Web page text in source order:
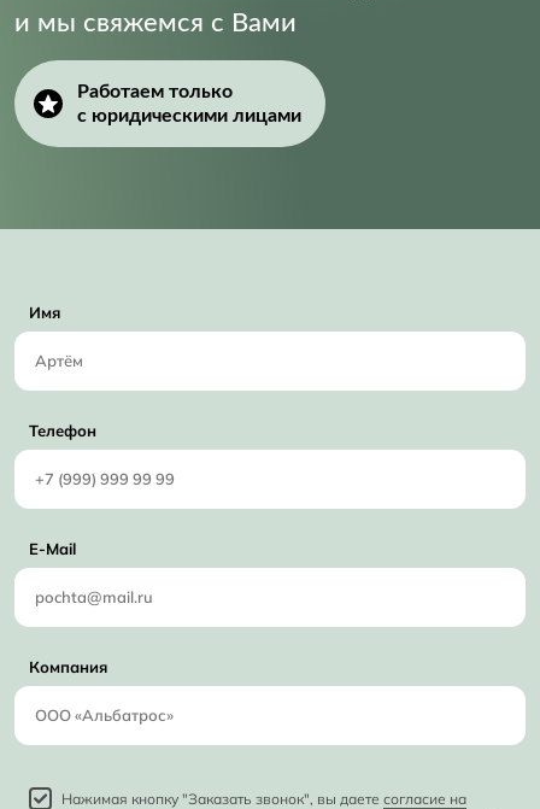
и мы свяжемся с Вами
Работаем только
с юридическими лицами
Имя
Телефон
E-Mail
Компания
Нажимая кнопку "Заказать звонок", вы даете согласие на